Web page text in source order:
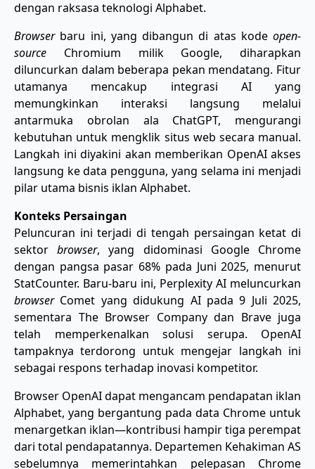
dengan raksasa teknologi Alphabet.
Browser baru ini, yang dibangun di atas kode open-
source Chromium milik Google, diharapkan
diluncurkan dalam beberapa pekan mendatang. Fitur
utamanya mencakup integrasi AI yang
memungkinkan interaksi langsung melalui
antarmuka obrolan ala ChatGPT, mengurangi
kebutuhan untuk mengklik situs web secara manual.
Langkah ini diyakini akan memberikan OpenAI akses
langsung ke data pengguna, yang selama ini menjadi
pilar utama bisnis iklan Alphabet.
Konteks Persaingan
Peluncuran ini terjadi di tengah persaingan ketat di
sektorbrowser, yang didominasi Google Chrome
dengan pangsa pasar 68% pada Juni 2025, menurut
StatCounter. Baru-baru ini, Perplexity AI meluncurkan
browser Comet yang didukung AI pada 9 Juli 2025,
sementara The Browser Company dan Brave juga
telah memperkenalkan solusi serupa. OpenAI
tampaknya terdorong untuk mengejar langkah ini
sebagai respons terhadap inovasi kompetitor.
Browser OpenAI dapat mengancam pendapatan iklan
Alphabet, yang bergantung pada data Chrome untuk
menargetkan iklan—kontribusi hampir tiga perempat
dari total pendapatannya. Departemen Kehakiman AS
sebelumnya memerintahkan pelepasan Chrome